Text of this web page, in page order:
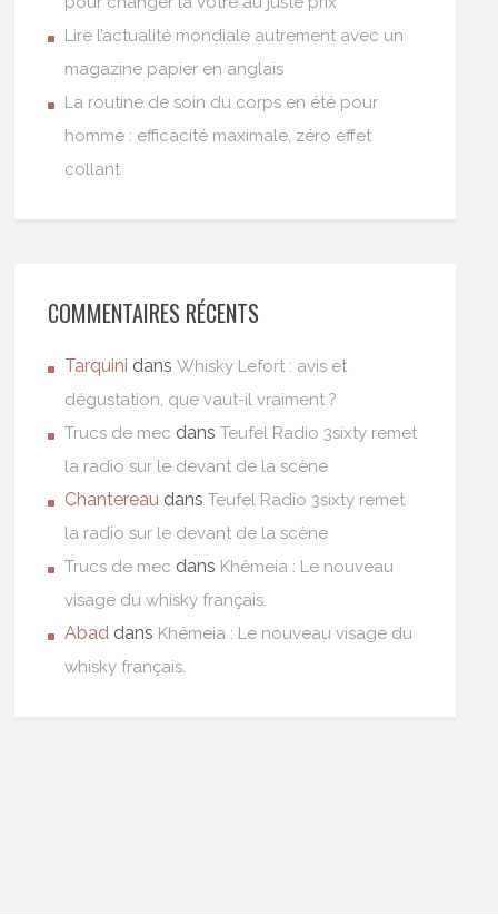
Lire l’actualité mondiale autrement avec un
magazine papier en anglais
La routine de soin du corps en été pour
homme : efficacité maximale, zéro effet
collant
COMMENTAIRES RÉCENTS
Tarquini dansWhisky Lefort : avis et
dégustation, que vaut-il vraiment ?
Trucs de mec dansTeufel Radio 3sixty remet
la radio sur le devant de la scène
Chantereau dansTeufel Radio 3sixty remet
la radio sur le devant de la scène
Trucs de mec dans Khêmeia : Le nouveau
visage du whisky français.
Abad dans Khêmeia : Le nouveau visage du
whisky français.